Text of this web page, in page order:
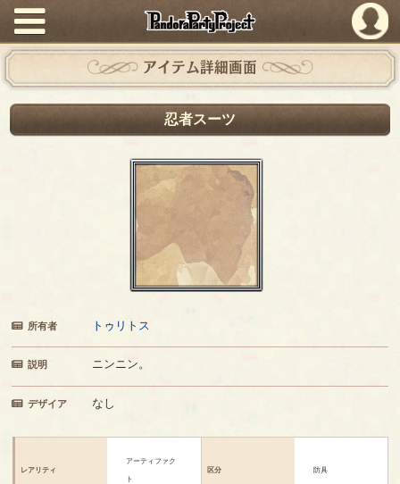
PandoraPartyProject
アイテム詳細画面
忍者スーツ
所有者 トゥリトス
説明 ニンニン。
デザイア なし
レアリティ
アーティファク
ト
区分 防具